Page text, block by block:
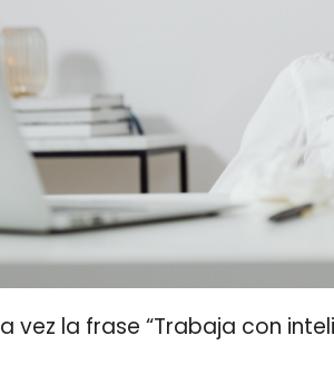
vez la frase “Trabaja con